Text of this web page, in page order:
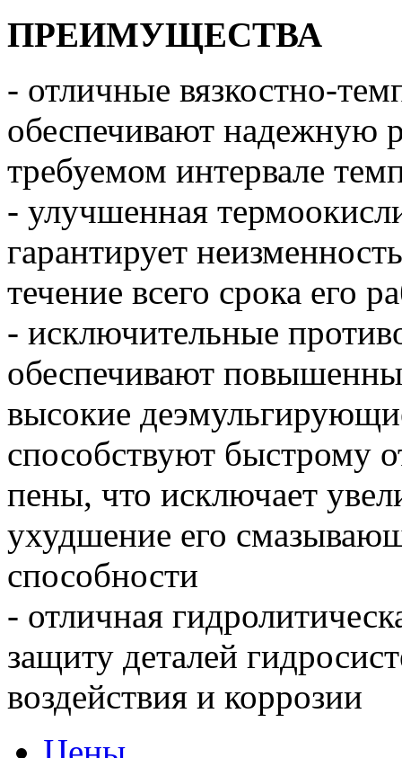
ПРЕИМУЩЕСТВА
- отличные вязкостно-
обеспечивают надежную
требуемом интервале
- улучшенная
гарантирует
течение всего срока его
- исключительные
обеспечивают
высокие
способствуют быстрому
пены, что исключает
ухудшение его
способности
- отличная
защиту деталей
воздействия и коррозии